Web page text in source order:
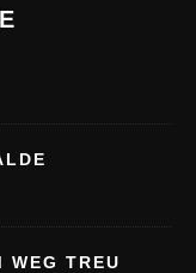
WEG TREU